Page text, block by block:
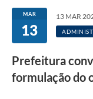
MAR
13
13 MAR
Prefeitura
formulação do